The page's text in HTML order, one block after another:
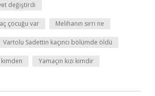
değiştirdi
çocuğu var Melihanın sırrı ne
Vartolu Sadettin kaçıncı bölümde öldü
Yamaçın kızı kimdir